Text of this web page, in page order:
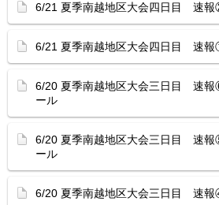
6/21 夏季南越地区大会四日目 速
6/21 夏季南越地区大会四日目 速
6/20 夏季南越地区大会三日目 速報
ール
6/20 夏季南越地区大会三日目 速報
ール
6/20 夏季南越地区大会三日目 速